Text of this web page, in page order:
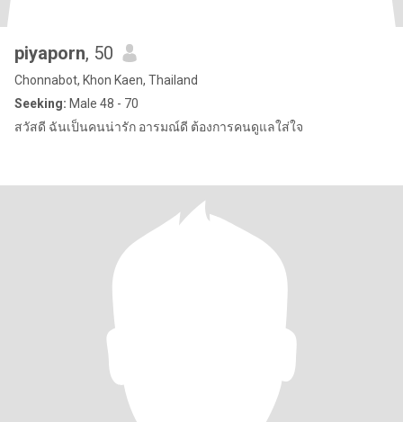
piyaporn, 50
Chonnabot, Khon Kaen, Thailand
Seeking: Male 48 - 70
สวัสดี ฉันเป็นคนน่ารัก อารมณ์ดี ต้องการคนดูแลใส่ใจ